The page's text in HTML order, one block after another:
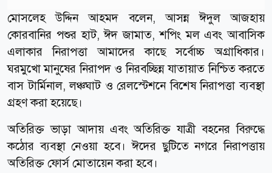
মোসলেহ উদ্দিন আহমদ বলেন, আসন্ন ঈদুল আজহায়
কোরবানির পশুর হাট, ঈদ জামাত, শপিং মল এবং আবাসিক
এলাকার নিরাপত্তা আমাদের কাছে সর্বোচ্চ অগ্রাধিকার।
ঘরমুখো মানুষের নিরাপদ ও নিরবচ্ছিন্ন যাতায়াত নিশ্চিত করতে
বাস টার্মিনাল, লঞ্চঘাট ও রেলস্টেশনে বিশেষ নিরাপত্তা ব্যবস্থা
গ্রহণ করা হয়েছে।
অতিরিক্ত ভাড়া আদায় এবং অতিরিক্ত যাত্রী বহনের বিরুদ্ধে
কঠোর ব্যবস্থা নেওয়া হবে। ঈদের ছুটিতে নগরে নিরাপত্তায়
অতিরিক্ত ফোর্স মোতায়েন করা হবে।